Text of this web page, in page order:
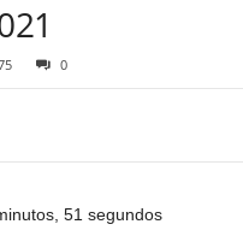
0
51 segundos